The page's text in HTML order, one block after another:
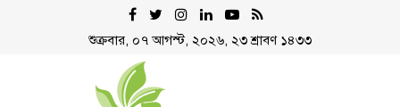
শুক্রবার, ০৭ আগস্ট, ২০২৬, ২৩ শ্রাবণ ১৪৩৩